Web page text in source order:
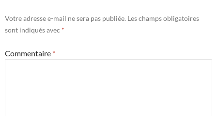
Votre adresse e-mail ne sera pas publiée. Les champs obligatoires
sont indiqués avec *
Commentaire *